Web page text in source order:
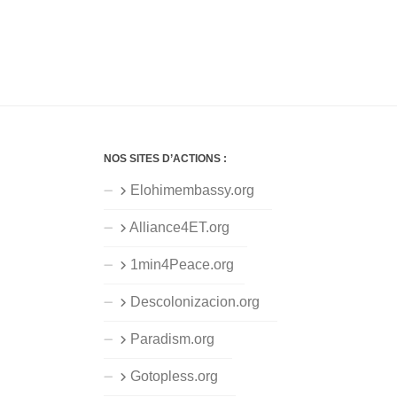
NOS SITES D’ACTIONS :
Elohimembassy.org
Alliance4ET.org
1min4Peace.org
Descolonizacion.org
Paradism.org
Gotopless.org